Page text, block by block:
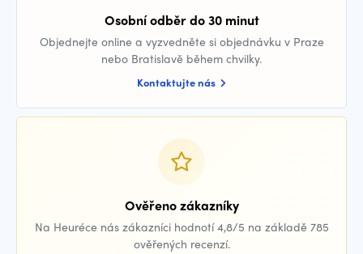
Osobní odběr do 30 minut
Objednejte online a vyzvedněte si objednávku v Praze
nebo Bratislavě během chvilky.
Kontaktujte nás
Ověřeno zákazníky
Na Heuréce nás zákazníci hodnotí 4,8/5 na základě 785
ověřených recenzí.